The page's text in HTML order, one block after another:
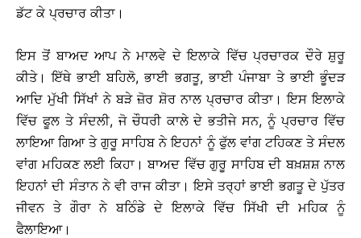
ਡੱਟ ਕੇ ਪ੍ਰਚਾਰ ਕੀਤਾ।
ਇਸ ਤੋਂ ਬਾਅਦ ਆਪ ਨੇ ਮਾਲਵੇ ਦੇ ਇਲਾਕੇ ਵਿੱਚ ਪ੍ਰਚਾਰਕ ਦੌਰੇ ਸ਼ੁਰੂ
ਕੀਤੇ। ਇੱਥੇ ਭਾਈ ਬਹਿਲੋ, ਭਾਈ ਭਗਤੂ, ਭਾਈ ਪੰਜਾਬਾ ਤੇ ਭਾਈ ਭੂੰਦੜ
ਆਦਿ ਮੁੱਖੀ ਸਿੱਖਾਂ ਨੇ ਬੜੇ ਜ਼ੋਰ ਸ਼ੋਰ ਨਾਲ ਪ੍ਰਚਾਰ ਕੀਤਾ। ਇਸ ਇਲਾਕੇ
ਵਿੱਚ ਫੂਲ ਤੇ ਸੰਦਲੀ, ਜੋ ਚੌਧਰੀ ਕਾਲੇ ਦੇ ਭਤੀਜੇ ਸਨ, ਨੂੰ ਪ੍ਰਚਾਰ ਵਿੱਚ
ਲਾਇਆ ਗਿਆ ਤੇ ਗੁਰੂ ਸਾਹਿਬ ਨੇ ਇਹਨਾਂ ਨੂੰ ਫੁੱਲ ਵਾਂਗ ਟਹਿਕਣ ਤੇ ਸੰਦਲ
ਵਾਂਗ ਮਹਿਕਣ ਲਈ ਕਿਹਾ। ਬਾਅਦ ਵਿੱਚ ਗੁਰੂ ਸਾਹਿਬ ਦੀ ਬਖ਼ਸ਼ਸ਼ ਨਾਲ
ਇਹਨਾਂ ਦੀ ਸੰਤਾਨ ਨੇ ਵੀ ਰਾਜ ਕੀਤਾ। ਇਸੇ ਤਰ੍ਹਾਂ ਭਾਈ ਭਗਤੂ ਦੇ ਪੁੱਤਰ
ਜੀਵਨ ਤੇ ਗੌਰਾ ਨੇ ਬਠਿੰਡੇ ਦੇ ਇਲਾਕੇ ਵਿੱਚ ਸਿੱਖੀ ਦੀ ਮਹਿਕ ਨੂੰ
ਫੈਲਾਇਆ।